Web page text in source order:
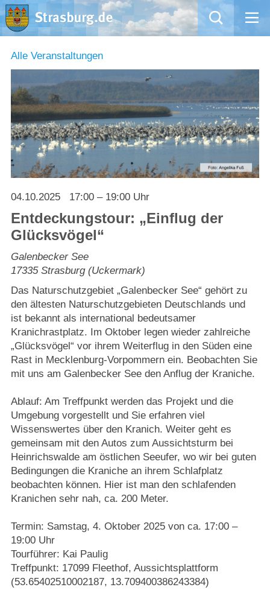
Mängelmeldung
Aktuelles
Rathaus
Natur – Kultur – Tourismus
Wirtschaft
Willkommen in Strasburg (Uckermark)
Strasburger Ehrenamtspreis „SBG“
Welcome to Strasburg (Uckermark)
Ласкаво просимо до Штрасбурга (Уккермарк)
مرحبًا بكم في شتراسبورغ (أوكرمارك)
Bine ați venit în Strasburg (Uckermark)
Online-Bewerbungen
Sprache/Language
Alle Veranstaltungen
04.10.2025 17:00 – 19:00 Uhr
Entdeckungstour: „Einflug der
Glücksvögel“
Galenbecker See
17335 Strasburg (Uckermark)
Das Naturschutzgebiet „Galenbecker See“ gehört zu
den ältesten Naturschutzgebieten Deutschlands und
ist bekannt als international bedeutsamer
Kranichrastplatz. Im Oktober legen wieder zahlreiche
„Glücksvögel“ vor ihrem Weiterflug in den Süden eine
Rast in Mecklenburg-Vorpommern ein. Beobachten Sie
mit uns am Galenbecker See den Anflug der Kraniche.
Ablauf: Am Treffpunkt werden das Projekt und die
Umgebung vorgestellt und Sie erfahren viel
Wissenswertes über den Kranich. Weiter geht es
gemeinsam mit den Autos zum Aussichtsturm bei
Heinrichswalde am östlichen Seeufer, wo wir bei guten
Bedingungen die Kraniche an ihrem Schlafplatz
beobachten können. Hier ist man den schlafenden
Kranichen sehr nah, ca. 200 Meter.
Termin: Samstag, 4. Oktober 2025 von ca. 17:00 –
19:00 Uhr
Tourführer: Kai Paulig
Treffpunkt: 17099 Fleethof, Aussichtsplattform
(53.65402510002187, 13.709400386243384)